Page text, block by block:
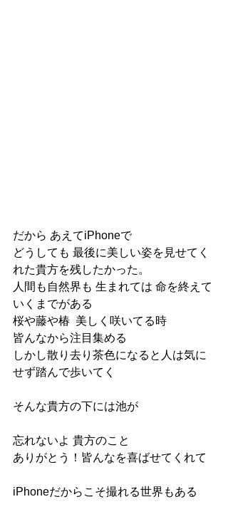
だから あえてiPhoneで
どうしても 最後に美しい姿を見せてく
れた貴方を残したかった。
人間も自然界も 生まれては 命を終えて
いくまでがある
桜や藤や椿  美しく咲いてる時
皆んなから注目集める
しかし散り去り茶色になると人は気に
せず踏んで歩いてく
そんな貴方の下には池が
忘れないよ 貴方のこと
ありがとう！皆んなを喜ばせてくれて
iPhoneだからこそ撮れる世界もある